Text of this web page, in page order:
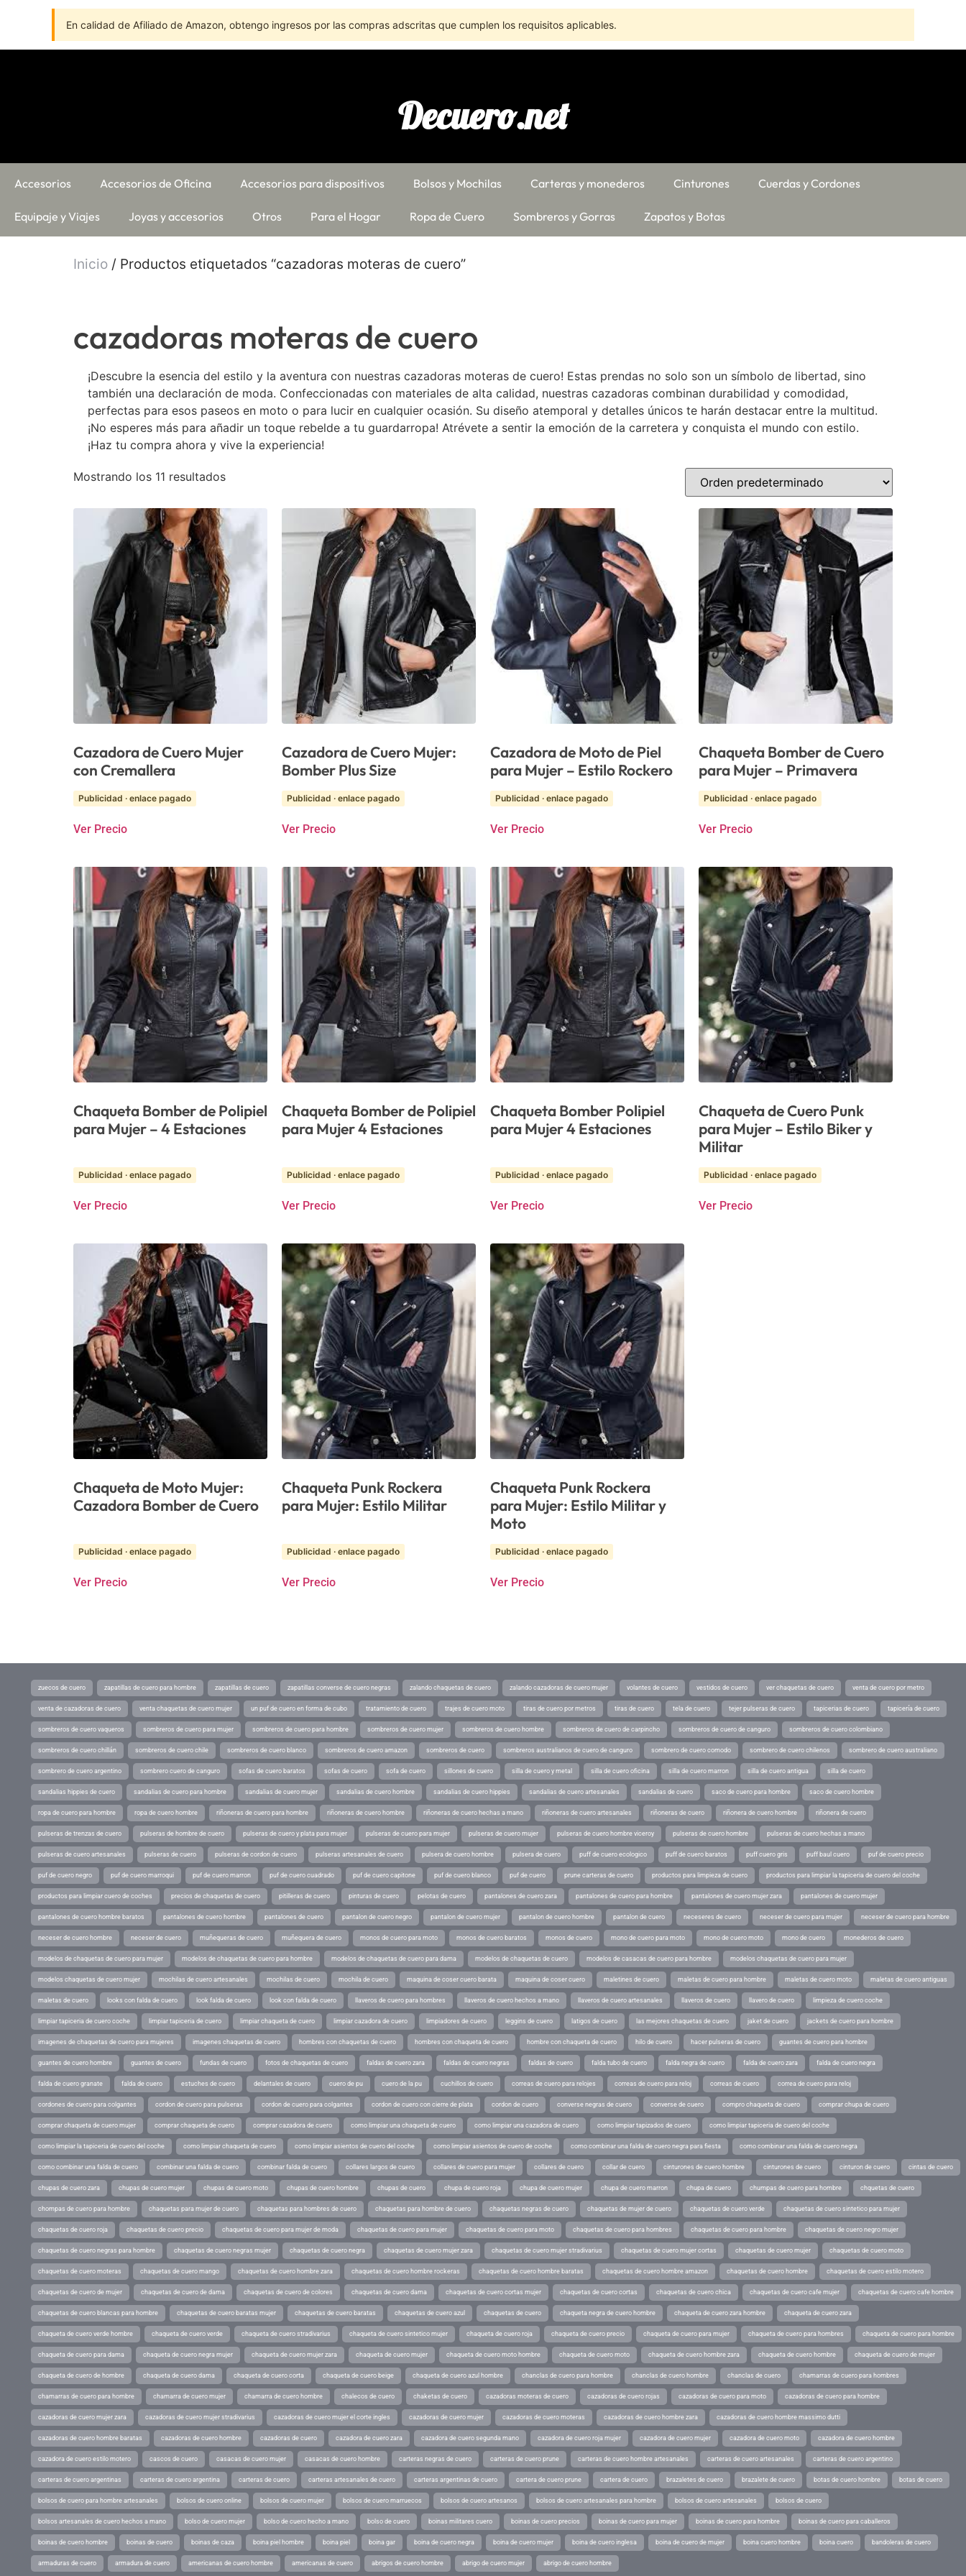
En calidad de Afiliado de Amazon, obtengo ingresos por las compras adscritas que cumplen los requisitos aplicables.
Decuero.net
Accesorios Accesorios de Oficina Accesorios para dispositivos Bolsos y Mochilas Carteras y monederos Cinturones Cuerdas y Cordones
Equipaje y Viajes Joyas y accesorios Otros Para el Hogar Ropa de Cuero Sombreros y Gorras Zapatos y Botas
Inicio / Productos etiquetados “cazadoras moteras de cuero”
cazadoras moteras de cuero
¡Descubre la esencia del estilo y la aventura con nuestras cazadoras moteras de cuero! Estas prendas no solo son un símbolo de libertad, sino
también una declaración de moda. Confeccionadas con materiales de alta calidad, nuestras cazadoras combinan durabilidad y comodidad,
perfectas para esos paseos en moto o para lucir en cualquier ocasión. Su diseño atemporal y detalles únicos te harán destacar entre la multitud.
¡No esperes más para añadir un toque rebelde a tu guardarropa! Atrévete a sentir la emoción de la carretera y conquista el mundo con estilo.
¡Haz tu compra ahora y vive la experiencia!
Mostrando los 11 resultados
Cazadora de Cuero Mujer
con Cremallera
Publicidad · enlace pagado
Ver Precio
Cazadora de Cuero Mujer:
Bomber Plus Size
Publicidad · enlace pagado
Ver Precio
Cazadora de Moto de Piel
para Mujer – Estilo Rockero
Publicidad · enlace pagado
Ver Precio
Chaqueta Bomber de Cuero
para Mujer – Primavera
Publicidad · enlace pagado
Ver Precio
Chaqueta Bomber de Polipiel
para Mujer – 4 Estaciones
Publicidad · enlace pagado
Ver Precio
Chaqueta Bomber de Polipiel
para Mujer 4 Estaciones
Publicidad · enlace pagado
Ver Precio
Chaqueta Bomber Polipiel
para Mujer 4 Estaciones
Publicidad · enlace pagado
Ver Precio
Chaqueta de Cuero Punk
para Mujer – Estilo Biker y
Militar
Publicidad · enlace pagado
Ver Precio
Chaqueta de Moto Mujer:
Cazadora Bomber de Cuero
Publicidad · enlace pagado
Ver Precio
Chaqueta Punk Rockera
para Mujer: Estilo Militar
Publicidad · enlace pagado
Ver Precio
Chaqueta Punk Rockera
para Mujer: Estilo Militar y
Moto
Publicidad · enlace pagado
Ver Precio
zuecos de cuero zapatillas de cuero para hombre zapatillas de cuero zapatillas converse de cuero negras zalando chaquetas de cuero zalando cazadoras de cuero mujer volantes de cuero vestidos de cuero ver chaquetas de cuero venta de cuero por metro
venta de cazadoras de cuero venta chaquetas de cuero mujer un puf de cuero en forma de cubo tratamiento de cuero trajes de cuero moto tiras de cuero por metros tiras de cuero tela de cuero tejer pulseras de cuero tapicerias de cuero tapicería de cuero
sombreros de cuero vaqueros sombreros de cuero para mujer sombreros de cuero para hombre sombreros de cuero mujer sombreros de cuero hombre sombreros de cuero de carpincho sombreros de cuero de canguro sombreros de cuero colombiano
sombreros de cuero chillán sombreros de cuero chile sombreros de cuero blanco sombreros de cuero amazon sombreros de cuero sombreros australianos de cuero de canguro sombrero de cuero comodo sombrero de cuero chilenos sombrero de cuero australiano
sombrero de cuero argentino sombrero cuero de canguro sofas de cuero baratos sofas de cuero sofa de cuero sillones de cuero silla de cuero y metal silla de cuero oficina silla de cuero marron silla de cuero antigua silla de cuero
sandalias hippies de cuero sandalias de cuero para hombre sandalias de cuero mujer sandalias de cuero hombre sandalias de cuero hippies sandalias de cuero artesanales sandalias de cuero saco de cuero para hombre saco de cuero hombre
ropa de cuero para hombre ropa de cuero hombre riñoneras de cuero para hombre riñoneras de cuero hombre riñoneras de cuero hechas a mano riñoneras de cuero artesanales riñoneras de cuero riñonera de cuero hombre riñonera de cuero
pulseras de trenzas de cuero pulseras de hombre de cuero pulseras de cuero y plata para mujer pulseras de cuero para mujer pulseras de cuero mujer pulseras de cuero hombre viceroy pulseras de cuero hombre pulseras de cuero hechas a mano
pulseras de cuero artesanales pulseras de cuero pulseras de cordon de cuero pulseras artesanales de cuero pulsera de cuero hombre pulsera de cuero puff de cuero ecologico puff de cuero baratos puff cuero gris puff baul cuero puf de cuero precio
puf de cuero negro puf de cuero marroqui puf de cuero marron puf de cuero cuadrado puf de cuero capitone puf de cuero blanco puf de cuero prune carteras de cuero productos para limpieza de cuero productos para limpiar la tapiceria de cuero del coche
productos para limpiar cuero de coches precios de chaquetas de cuero pitilleras de cuero pinturas de cuero pelotas de cuero pantalones de cuero zara pantalones de cuero para hombre pantalones de cuero mujer zara pantalones de cuero mujer
pantalones de cuero hombre baratos pantalones de cuero hombre pantalones de cuero pantalon de cuero negro pantalon de cuero mujer pantalon de cuero hombre pantalon de cuero neceseres de cuero neceser de cuero para mujer neceser de cuero para hombre
neceser de cuero hombre neceser de cuero muñequeras de cuero muñequera de cuero monos de cuero para moto monos de cuero baratos monos de cuero mono de cuero para moto mono de cuero moto mono de cuero monederos de cuero
modelos de chaquetas de cuero para mujer modelos de chaquetas de cuero para hombre modelos de chaquetas de cuero para dama modelos de chaquetas de cuero modelos de casacas de cuero para hombre modelos chaquetas de cuero para mujer
modelos chaquetas de cuero mujer mochilas de cuero artesanales mochilas de cuero mochila de cuero maquina de coser cuero barata maquina de coser cuero maletines de cuero maletas de cuero para hombre maletas de cuero moto maletas de cuero antiguas
maletas de cuero looks con falda de cuero look falda de cuero look con falda de cuero llaveros de cuero para hombres llaveros de cuero hechos a mano llaveros de cuero artesanales llaveros de cuero llavero de cuero limpieza de cuero coche
limpiar tapiceria de cuero coche limpiar tapiceria de cuero limpiar chaqueta de cuero limpiar cazadora de cuero limpiadores de cuero leggins de cuero latigos de cuero las mejores chaquetas de cuero jaket de cuero jackets de cuero para hombre
imagenes de chaquetas de cuero para mujeres imagenes chaquetas de cuero hombres con chaquetas de cuero hombres con chaqueta de cuero hombre con chaqueta de cuero hilo de cuero hacer pulseras de cuero guantes de cuero para hombre
guantes de cuero hombre guantes de cuero fundas de cuero fotos de chaquetas de cuero faldas de cuero zara faldas de cuero negras faldas de cuero falda tubo de cuero falda negra de cuero falda de cuero zara falda de cuero negra
falda de cuero granate falda de cuero estuches de cuero delantales de cuero cuero de pu cuero de la pu cuchillos de cuero correas de cuero para relojes correas de cuero para reloj correas de cuero correa de cuero para reloj
cordones de cuero para colgantes cordon de cuero para pulseras cordon de cuero para colgantes cordon de cuero con cierre de plata cordon de cuero converse negras de cuero converse de cuero compro chaqueta de cuero comprar chupa de cuero
comprar chaqueta de cuero mujer comprar chaqueta de cuero comprar cazadora de cuero como limpiar una chaqueta de cuero como limpiar una cazadora de cuero como limpiar tapizados de cuero como limpiar tapiceria de cuero del coche
como limpiar la tapiceria de cuero del coche como limpiar chaqueta de cuero como limpiar asientos de cuero del coche como limpiar asientos de cuero de coche como combinar una falda de cuero negra para fiesta como combinar una falda de cuero negra
como combinar una falda de cuero combinar una falda de cuero combinar falda de cuero collares largos de cuero collares de cuero para mujer collares de cuero collar de cuero cinturones de cuero hombre cinturones de cuero cinturon de cuero cintas de cuero
chupas de cuero zara chupas de cuero mujer chupas de cuero moto chupas de cuero hombre chupas de cuero chupa de cuero roja chupa de cuero mujer chupa de cuero marron chupa de cuero chumpas de cuero para hombre chquetas de cuero
chompas de cuero para hombre chaquetas para mujer de cuero chaquetas para hombres de cuero chaquetas para hombre de cuero chaquetas negras de cuero chaquetas de mujer de cuero chaquetas de cuero verde chaquetas de cuero sintetico para mujer
chaquetas de cuero roja chaquetas de cuero precio chaquetas de cuero para mujer de moda chaquetas de cuero para mujer chaquetas de cuero para moto chaquetas de cuero para hombres chaquetas de cuero para hombre chaquetas de cuero negro mujer
chaquetas de cuero negras para hombre chaquetas de cuero negras mujer chaquetas de cuero negra chaquetas de cuero mujer zara chaquetas de cuero mujer stradivarius chaquetas de cuero mujer cortas chaquetas de cuero mujer chaquetas de cuero moto
chaquetas de cuero moteras chaquetas de cuero mango chaquetas de cuero hombre zara chaquetas de cuero hombre rockeras chaquetas de cuero hombre baratas chaquetas de cuero hombre amazon chaquetas de cuero hombre chaquetas de cuero estilo motero
chaquetas de cuero de mujer chaquetas de cuero de dama chaquetas de cuero de colores chaquetas de cuero dama chaquetas de cuero cortas mujer chaquetas de cuero cortas chaquetas de cuero chica chaquetas de cuero cafe mujer chaquetas de cuero cafe hombre
chaquetas de cuero blancas para hombre chaquetas de cuero baratas mujer chaquetas de cuero baratas chaquetas de cuero azul chaquetas de cuero chaqueta negra de cuero hombre chaqueta de cuero zara hombre chaqueta de cuero zara
chaqueta de cuero verde hombre chaqueta de cuero verde chaqueta de cuero stradivarius chaqueta de cuero sintetico mujer chaqueta de cuero roja chaqueta de cuero precio chaqueta de cuero para mujer chaqueta de cuero para hombres chaqueta de cuero para hombre
chaqueta de cuero para dama chaqueta de cuero negra mujer chaqueta de cuero mujer zara chaqueta de cuero mujer chaqueta de cuero moto hombre chaqueta de cuero moto chaqueta de cuero hombre zara chaqueta de cuero hombre chaqueta de cuero de mujer
chaqueta de cuero de hombre chaqueta de cuero dama chaqueta de cuero corta chaqueta de cuero beige chaqueta de cuero azul hombre chanclas de cuero para hombre chanclas de cuero hombre chanclas de cuero chamarras de cuero para hombres
chamarras de cuero para hombre chamarra de cuero mujer chamarra de cuero hombre chalecos de cuero chaketas de cuero cazadoras moteras de cuero cazadoras de cuero rojas cazadoras de cuero para moto cazadoras de cuero para hombre
cazadoras de cuero mujer zara cazadoras de cuero mujer stradivarius cazadoras de cuero mujer el corte ingles cazadoras de cuero mujer cazadoras de cuero moteras cazadoras de cuero hombre zara cazadoras de cuero hombre massimo dutti
cazadoras de cuero hombre baratas cazadoras de cuero hombre cazadoras de cuero cazadora de cuero zara cazadora de cuero segunda mano cazadora de cuero roja mujer cazadora de cuero mujer cazadora de cuero moto cazadora de cuero hombre
cazadora de cuero estilo motero cascos de cuero casacas de cuero mujer casacas de cuero hombre carteras negras de cuero carteras de cuero prune carteras de cuero hombre artesanales carteras de cuero artesanales carteras de cuero argentino
carteras de cuero argentinas carteras de cuero argentina carteras de cuero carteras artesanales de cuero carteras argentinas de cuero cartera de cuero prune cartera de cuero brazaletes de cuero brazalete de cuero botas de cuero hombre botas de cuero
bolsos de cuero para hombre artesanales bolsos de cuero online bolsos de cuero mujer bolsos de cuero marruecos bolsos de cuero artesanos bolsos de cuero artesanales para hombre bolsos de cuero artesanales bolsos de cuero
bolsos artesanales de cuero hechos a mano bolso de cuero mujer bolso de cuero hecho a mano bolso de cuero boinas militares cuero boinas de cuero precios boinas de cuero para mujer boinas de cuero para hombre boinas de cuero para caballeros
boinas de cuero hombre boinas de cuero boinas de caza boina piel hombre boina piel boina gar boina de cuero negra boina de cuero mujer boina de cuero inglesa boina de cuero de mujer boina cuero hombre boina cuero bandoleras de cuero
armaduras de cuero armadura de cuero americanas de cuero hombre americanas de cuero abrigos de cuero hombre abrigo de cuero mujer abrigo de cuero hombre